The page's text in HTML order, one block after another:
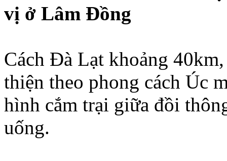
vị ở Lâm Đồng
Cách Đà Lạt khoảng
thiện theo phong cách Úc
hình cắm trại giữa đồi
uống.